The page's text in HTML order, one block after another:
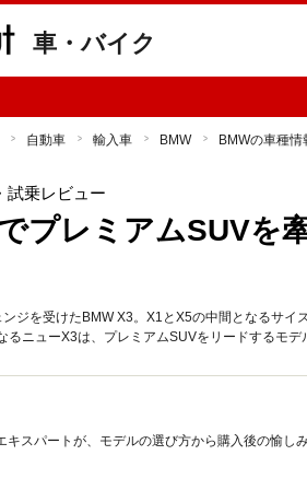
車・バイク
自動車 輸入車 BMW BMWの車種
試乗レビュー
プレミアムSUVを
ジを受けたBMW X3。X1とX5の中間となるサイ
ニューX3は、プレミアムSUVをリードするモデ
キスパートが、モデルの選び方から購入後の愉し